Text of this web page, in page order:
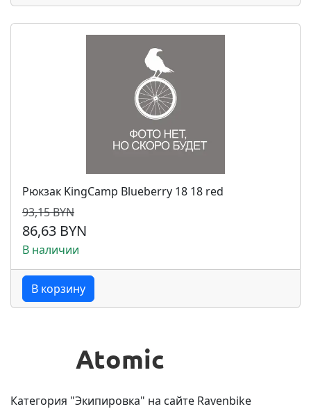
Рюкзак KingCamp Blueberry 18 18 red
93,15 BYN
86,63 BYN
В наличии
В корзину
Категория "Экипировка" на сайте Ravenbike